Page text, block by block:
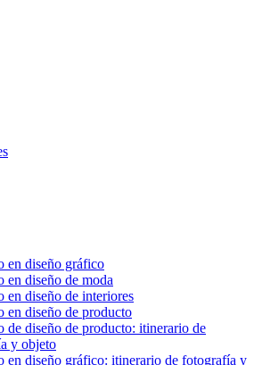
en diseño gráfico
en diseño de moda
en diseño de interiores
en diseño de producto
de diseño de producto: itinerario de
y objeto
en diseño gráfico: itinerario de fotografía y